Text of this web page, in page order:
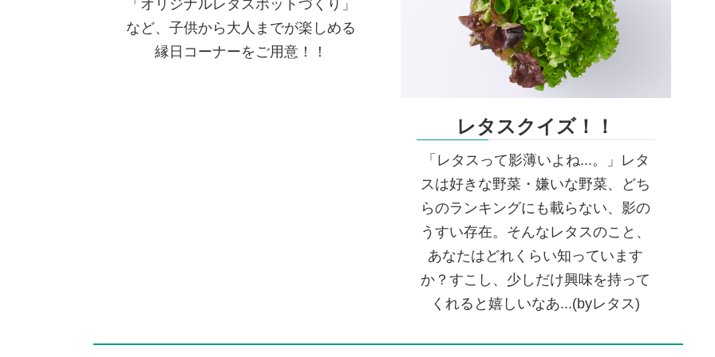
「オリジナルレタスポットづくり」
など、子供から大人までが楽しめる
縁日コーナーをご用意！！
レタスクイズ！！
「レタスって影薄いよね...。」レタ
スは好きな野菜・嫌いな野菜、どち
らのランキングにも載らない、影の
うすい存在。そんなレタスのこと、
あなたはどれくらい知っています
か？すこし、少しだけ興味を持って
くれると嬉しいなあ...(byレタス)